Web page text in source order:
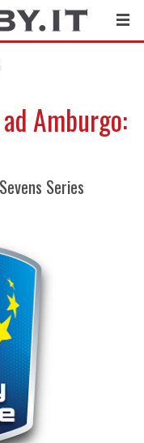
Amburgo:
Series